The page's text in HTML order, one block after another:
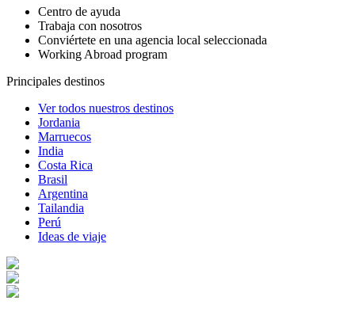
Centro de ayuda
Trabaja con nosotros
Conviértete en una agencia local seleccionada
Working Abroad program
Principales destinos
Ver todos nuestros destinos
Jordania
Marruecos
India
Costa Rica
Brasil
Argentina
Tailandia
Perú
Ideas de viaje